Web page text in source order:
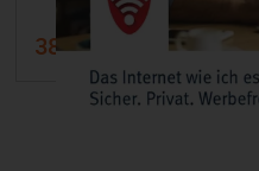
38,99 € 49,95 €